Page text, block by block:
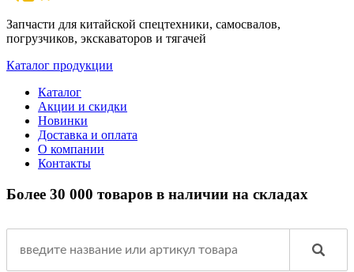
Запчасти для китайской спецтехники, самосвалов,
погрузчиков, экскаваторов и тягачей
Каталог продукции
Каталог
Акции и скидки
Новинки
Доставка и оплата
О компании
Контакты
Более 30 000 товаров в наличии на складах